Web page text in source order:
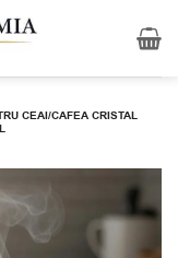
CEAI/CAFEA CRISTAL